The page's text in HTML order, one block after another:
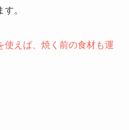
。
使えば、焼く前の食材も運